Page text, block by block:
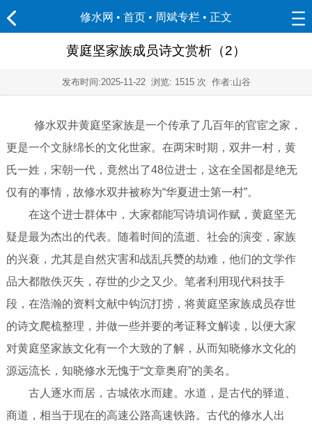
修水网 • 首页 • 周斌专栏 • 正文
黄庭坚家族成员诗文赏析（2）
发布时间:2025-11-22浏览: 1515 次 作者:山谷
修水双井黄庭坚家族是一个传承了几百年的官宦之家，
更是一个文脉绵长的文化世家。在两宋时期，双井一村，黄
氏一姓，宋朝一代，竟然出了48位进士，这在全国都是绝无
仅有的事情，故修水双井被称为“华夏进士第一村”。
在这个进士群体中，大家都能写诗填词作赋，黄庭坚无
疑是最为杰出的代表。随着时间的流逝、社会的演变，家族
的兴衰，尤其是自然灾害和战乱兵燹的劫难，他们的文学作
品大都散佚灭失，存世的少之又少。笔者利用现代科技手
段，在浩瀚的资料文献中钩沉打捞，将黄庭坚家族成员存世
的诗文爬梳整理，并做一些并要的考证释文解读，以便大家
对黄庭坚家族文化有一个大致的了解，从而知晓修水文化的
源远流长，知晓修水无愧于“文章奥府”的美名。
古人逐水而居，古城依水而建。水道，是古代的驿道、
商道，相当于现在的高速公路高速铁路。古代的修水人出